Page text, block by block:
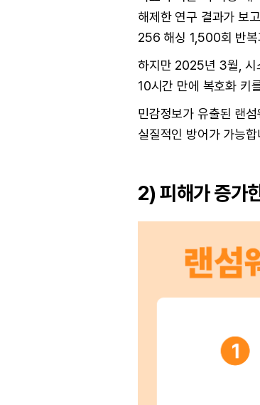
해제한 연구 결과가 보
256 해싱 1,500회 반복
하지만 2025년 3월, 시
10시간 만에 복호화 키
민감정보가 유출된 랜
실질적인 방어가 가능합
2) 피해가 증가